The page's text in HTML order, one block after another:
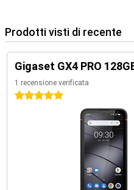
Prodotti visti di recente
Gigaset GX4 PRO
1 recensione verificata
5 stelle